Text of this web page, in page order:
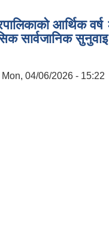
आर्थिक
सार्वजानिक
Mon, 04/06/2026 - 15:22